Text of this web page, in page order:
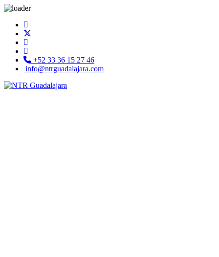
+52 33 36 15 27 46
info@ntrguadalajara.com